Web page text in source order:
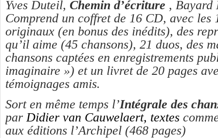
Yves Duteil, Chemin d’écriture , Bayard
Comprend un coffret de 16 CD, avec les
originaux (en bonus des inédits), des
qu’il aime (45 chansons), 21 duos, des
chansons captées en enregistrements
imaginaire ») et un livret de 20 pages
témoignages amis.
Sort en même temps l’Intégrale des
par Didier van Cauwelaert, textes
aux éditions l’Archipel (468 pages)